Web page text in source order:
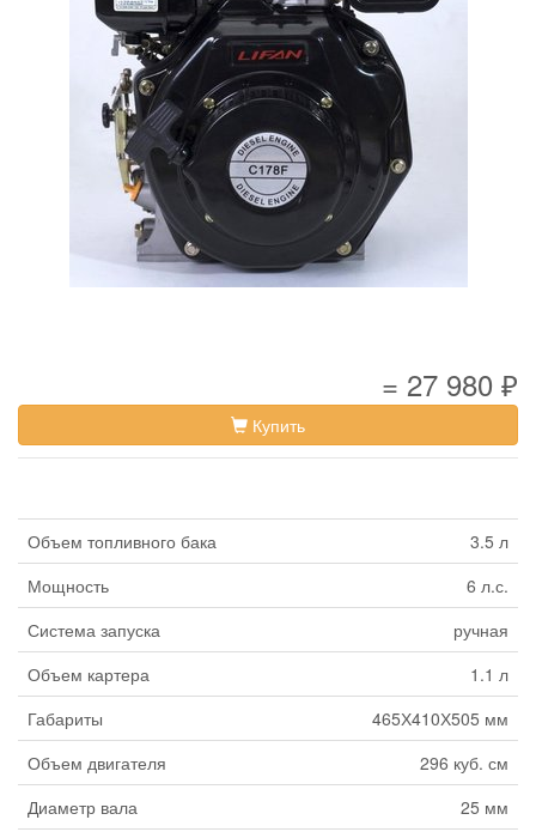
= 27 980 ₽
Купить
Объем топливного бака
3.5 л
Мощность
6 л.с.
Система запуска
ручная
Объем картера
1.1 л
Габариты
465Х410Х505 мм
Объем двигателя
296 куб. см
Диаметр вала
25 мм